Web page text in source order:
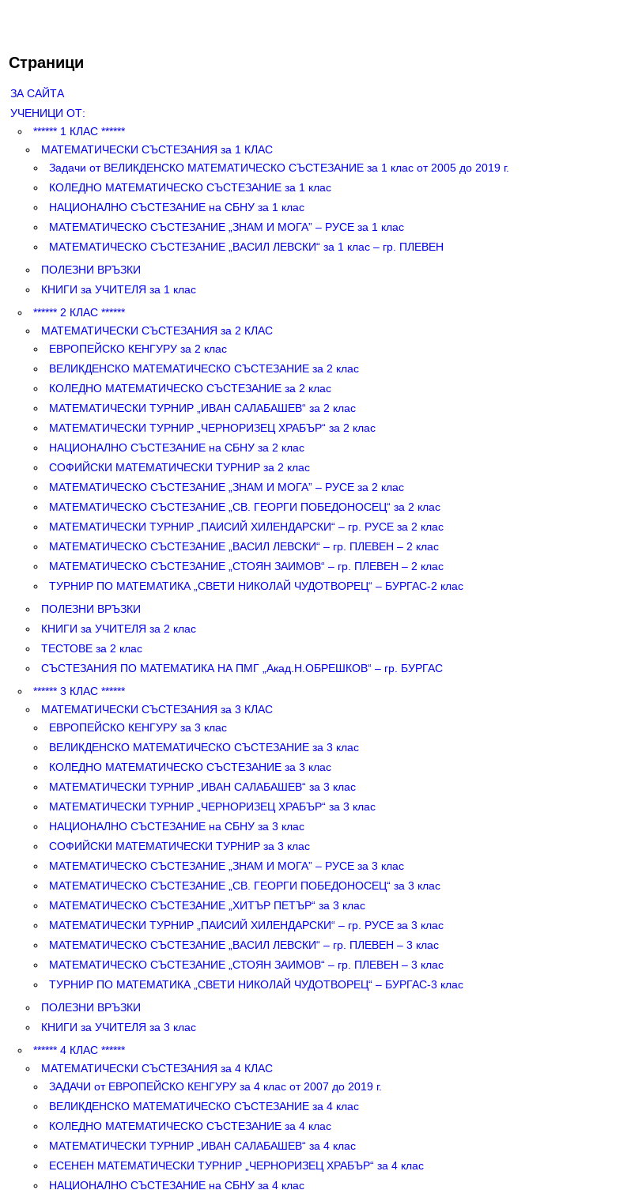
Страници
ЗА САЙТА
УЧЕНИЦИ ОТ:
****** 1 КЛАС ******
МАТЕМАТИЧЕСКИ СЪСТЕЗАНИЯ за 1 КЛАС
Задачи от ВЕЛИКДЕНСКО МАТЕМАТИЧЕСКО СЪСТЕЗАНИЕ за 1 клас от 2005 до 2019 г.
КОЛЕДНО МАТЕМАТИЧЕСКО СЪСТЕЗАНИЕ за 1 клас
НАЦИОНАЛНО СЪСТЕЗАНИЕ на СБНУ за 1 клас
МАТЕМАТИЧЕСКО СЪСТЕЗАНИЕ „ЗНАМ И МОГА” – РУСЕ за 1 клас
МАТЕМАТИЧЕСКО СЪСТЕЗАНИЕ „ВАСИЛ ЛЕВСКИ“ за 1 клас – гр. ПЛЕВЕН
ПОЛЕЗНИ ВРЪЗКИ
КНИГИ за УЧИТЕЛЯ за 1 клас
****** 2 КЛАС ******
МАТЕМАТИЧЕСКИ СЪСТЕЗАНИЯ за 2 КЛАС
ЕВРОПЕЙСКО КЕНГУРУ за 2 клас
ВЕЛИКДЕНСКО МАТЕМАТИЧЕСКО СЪСТЕЗАНИЕ за 2 клас
КОЛЕДНО МАТЕМАТИЧЕСКО СЪСТЕЗАНИЕ за 2 клас
МАТЕМАТИЧЕСКИ ТУРНИР „ИВАН САЛАБАШЕВ“ за 2 клас
МАТЕМАТИЧЕСКИ ТУРНИР „ЧЕРНОРИЗЕЦ ХРАБЪР“ за 2 клас
НАЦИОНАЛНО СЪСТЕЗАНИЕ на СБНУ за 2 клас
СОФИЙСКИ МАТЕМАТИЧЕСКИ ТУРНИР за 2 клас
МАТЕМАТИЧЕСКО СЪСТЕЗАНИЕ „ЗНАМ И МОГА” – РУСЕ за 2 клас
МАТЕМАТИЧЕСКО СЪСТЕЗАНИЕ „СВ. ГЕОРГИ ПОБЕДОНОСЕЦ“ за 2 клас
МАТЕМАТИЧЕСКИ ТУРНИР „ПАИСИЙ ХИЛЕНДАРСКИ“ – гр. РУСЕ за 2 клас
МАТЕМАТИЧЕСКО СЪСТЕЗАНИЕ „ВАСИЛ ЛЕВСКИ“ – гр. ПЛЕВЕН – 2 клас
МАТЕМАТИЧЕСКО СЪСТЕЗАНИЕ „СТОЯН ЗАИМОВ“ – гр. ПЛЕВЕН – 2 клас
ТУРНИР ПО МАТЕМАТИКА „СВЕТИ НИКОЛАЙ ЧУДОТВОРЕЦ“ – БУРГАС-2 клас
ПОЛЕЗНИ ВРЪЗКИ
КНИГИ за УЧИТЕЛЯ за 2 клас
ТЕСТОВЕ за 2 клас
СЪСТЕЗАНИЯ ПО МАТЕМАТИКА НА ПМГ „Акад.Н.ОБРЕШКОВ“ – гр. БУРГАС
****** 3 КЛАС ******
МАТЕМАТИЧЕСКИ СЪСТЕЗАНИЯ за 3 КЛАС
ЕВРОПЕЙСКО КЕНГУРУ за 3 клас
ВЕЛИКДЕНСКО МАТЕМАТИЧЕСКО СЪСТЕЗАНИЕ за 3 клас
КОЛЕДНО МАТЕМАТИЧЕСКО СЪСТЕЗАНИЕ за 3 клас
МАТЕМАТИЧЕСКИ ТУРНИР „ИВАН САЛАБАШЕВ“ за 3 клас
МАТЕМАТИЧЕСКИ ТУРНИР „ЧЕРНОРИЗЕЦ ХРАБЪР“ за 3 клас
НАЦИОНАЛНО СЪСТЕЗАНИЕ на СБНУ за 3 клас
СОФИЙСКИ МАТЕМАТИЧЕСКИ ТУРНИР за 3 клас
МАТЕМАТИЧЕСКО СЪСТЕЗАНИЕ „ЗНАМ И МОГА” – РУСЕ за 3 клас
МАТЕМАТИЧЕСКО СЪСТЕЗАНИЕ „СВ. ГЕОРГИ ПОБЕДОНОСЕЦ“ за 3 клас
МАТЕМАТИЧЕСКО СЪСТЕЗАНИЕ „ХИТЪР ПЕТЪР“ за 3 клас
МАТЕМАТИЧЕСКИ ТУРНИР „ПАИСИЙ ХИЛЕНДАРСКИ“ – гр. РУСЕ за 3 клас
МАТЕМАТИЧЕСКО СЪСТЕЗАНИЕ „ВАСИЛ ЛЕВСКИ“ – гр. ПЛЕВЕН – 3 клас
МАТЕМАТИЧЕСКО СЪСТЕЗАНИЕ „СТОЯН ЗАИМОВ“ – гр. ПЛЕВЕН – 3 клас
ТУРНИР ПО МАТЕМАТИКА „СВЕТИ НИКОЛАЙ ЧУДОТВОРЕЦ“ – БУРГАС-3 клас
ПОЛЕЗНИ ВРЪЗКИ
КНИГИ за УЧИТЕЛЯ за 3 клас
****** 4 КЛАС ******
МАТЕМАТИЧЕСКИ СЪСТЕЗАНИЯ за 4 КЛАС
ЗАДАЧИ от ЕВРОПЕЙСКО КЕНГУРУ за 4 клас от 2007 до 2019 г.
ВЕЛИКДЕНСКО МАТЕМАТИЧЕСКО СЪСТЕЗАНИЕ за 4 клас
КОЛЕДНО МАТЕМАТИЧЕСКО СЪСТЕЗАНИЕ за 4 клас
МАТЕМАТИЧЕСКИ ТУРНИР „ИВАН САЛАБАШЕВ“ за 4 клас
ЕСЕНЕН МАТЕМАТИЧЕСКИ ТУРНИР „ЧЕРНОРИЗЕЦ ХРАБЪР“ за 4 клас
НАЦИОНАЛНО СЪСТЕЗАНИЕ на СБНУ за 4 клас